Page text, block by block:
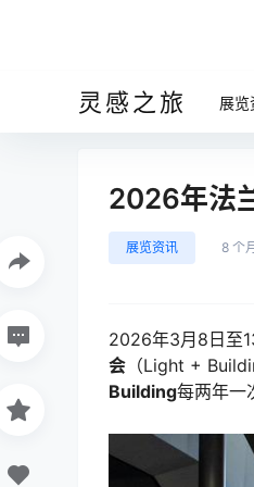
灵感之旅 展览
2026年法
展览资讯 8 个
2026年3月8日至
会 （Light +
Building每两年一